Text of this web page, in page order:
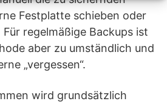
Festplatte schieben oder
Für regelmäßige Backups ist
aber zu umständlich und
„vergessen“.
wird grundsätzlich